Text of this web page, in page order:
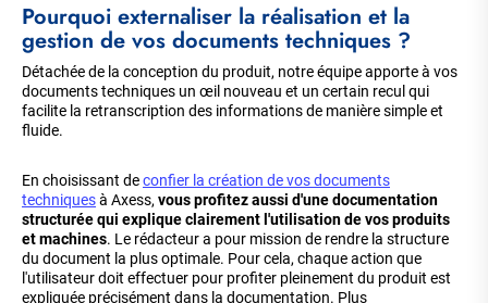
Pourquoi externaliser la réalisation et la
gestion de vos documents techniques ?
Détachée de la conception du produit, notre équipe apporte à vos
documents techniques un œil nouveau et un certain recul qui
facilite la retranscription des informations de manière simple et
fluide.
En choisissant deconfier la création de vos documents
techniquesà Axess, vous profitez aussi d'une documentation
structurée qui explique clairement l'utilisation de vos produits
et machines. Le rédacteur a pour mission de rendre la structure
du document la plus optimale. Pour cela, chaque action que
l'utilisateur doit effectuer pour profiter pleinement du produit est
expliquée précisément dans la documentation. Plus